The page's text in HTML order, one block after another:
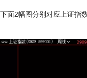
下面2幅图分别对应上证指